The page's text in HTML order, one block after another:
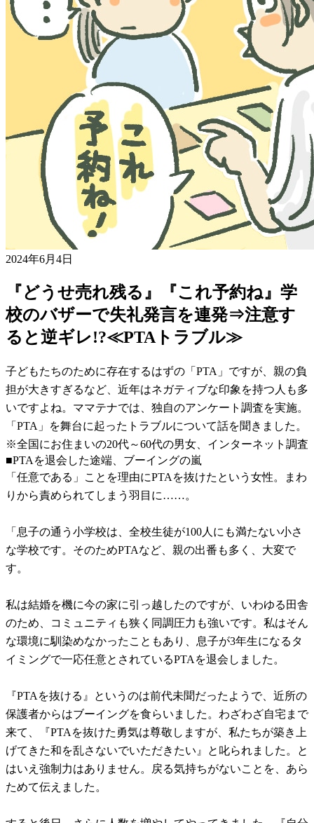
2024年6月4日
『どうせ売れ残る』『これ予約ね』学
校のバザーで失礼発言を連発⇒注意す
ると逆ギレ!?≪PTAトラブル≫
子どもたちのために存在するはずの「PTA」ですが、親の負
担が大きすぎるなど、近年はネガティブな印象を持つ人も多
いですよね。ママテナでは、独自のアンケート調査を実施。
「PTA」を舞台に起ったトラブルについて話を聞きました。
※全国にお住まいの20代～60代の男女、インターネット調査
■PTAを退会した途端、ブーイングの嵐
「任意である」ことを理由にPTAを抜けたという女性。まわ
りから責められてしまう羽目に……。
「息子の通う小学校は、全校生徒が100人にも満たない小さ
な学校です。そのためPTAなど、親の出番も多く、大変で
す。
私は結婚を機に今の家に引っ越したのですが、いわゆる田舎
のため、コミュニティも狭く同調圧力も強いです。私はそん
な環境に馴染めなかったこともあり、息子が3年生になるタ
イミングで一応任意とされているPTAを退会しました。
『PTAを抜ける』というのは前代未聞だったようで、近所の
保護者からはブーイングを食らいました。わざわざ自宅まで
来て、『PTAを抜けた勇気は尊敬しますが、私たちが築き上
げてきた和を乱さないでいただきたい』と叱られました。と
はいえ強制力はありません。戻る気持ちがないことを、あら
ためて伝えました。